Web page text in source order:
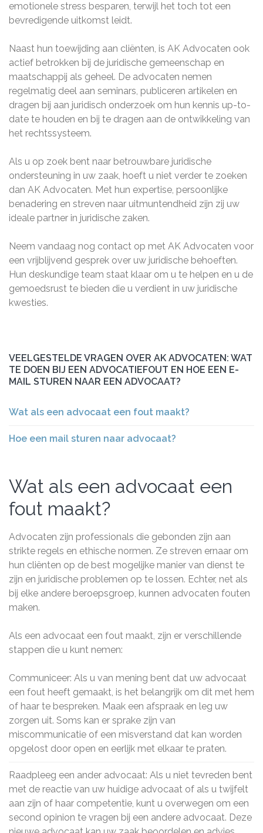
emotionele stress besparen, terwijl het toch tot een
bevredigende uitkomst leidt.
Naast hun toewijding aan cliënten, is AK Advocaten ook
actief betrokken bij de juridische gemeenschap en
maatschappij als geheel. De advocaten nemen
regelmatig deel aan seminars, publiceren artikelen en
dragen bij aan juridisch onderzoek om hun kennis up-to-
date te houden en bij te dragen aan de ontwikkeling van
het rechtssysteem.
Als u op zoek bent naar betrouwbare juridische
ondersteuning in uw zaak, hoeft u niet verder te zoeken
dan AK Advocaten. Met hun expertise, persoonlijke
benadering en streven naar uitmuntendheid zijn zij uw
ideale partner in juridische zaken.
Neem vandaag nog contact op met AK Advocaten voor
een vrijblijvend gesprek over uw juridische behoeften.
Hun deskundige team staat klaar om u te helpen en u de
gemoedsrust te bieden die u verdient in uw juridische
kwesties.
VEELGESTELDE VRAGEN OVER AK ADVOCATEN: WAT
TE DOEN BIJ EEN ADVOCATIEFOUT EN HOE EEN E-
MAIL STUREN NAAR EEN ADVOCAAT?
Wat als een advocaat een fout maakt?
Hoe een mail sturen naar advocaat?
Wat als een advocaat een
fout maakt?
Advocaten zijn professionals die gebonden zijn aan
strikte regels en ethische normen. Ze streven ernaar om
hun cliënten op de best mogelijke manier van dienst te
zijn en juridische problemen op te lossen. Echter, net als
bij elke andere beroepsgroep, kunnen advocaten fouten
maken.
Als een advocaat een fout maakt, zijn er verschillende
stappen die u kunt nemen:
Communiceer: Als u van mening bent dat uw advocaat
een fout heeft gemaakt, is het belangrijk om dit met hem
of haar te bespreken. Maak een afspraak en leg uw
zorgen uit. Soms kan er sprake zijn van
miscommunicatie of een misverstand dat kan worden
opgelost door open en eerlijk met elkaar te praten.
Raadpleeg een ander advocaat: Als u niet tevreden bent
met de reactie van uw huidige advocaat of als u twijfelt
aan zijn of haar competentie, kunt u overwegen om een
second opinion te vragen bij een andere advocaat. Deze